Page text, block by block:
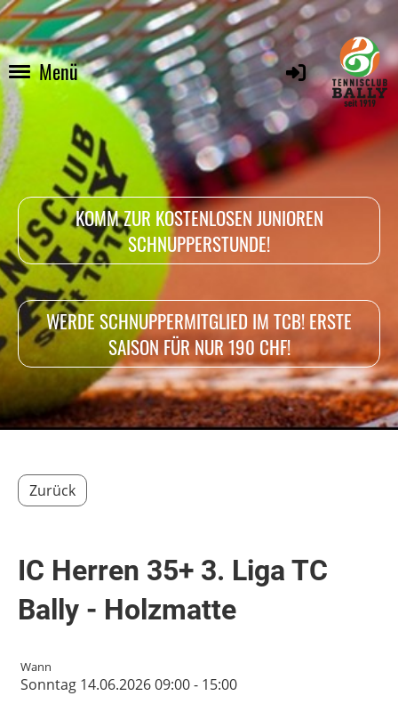
Menü
KOMM ZUR KOSTENLOSEN JUNIOREN
SCHNUPPERSTUNDE!
WERDE SCHNUPPERMITGLIED IM TCB! ERSTE
SAISON FÜR NUR 190 CHF!
Zurück
IC Herren 35+ 3. Liga TC
Bally - Holzmatte
Wann
Sonntag 14.06.2026 09:00 - 15:00